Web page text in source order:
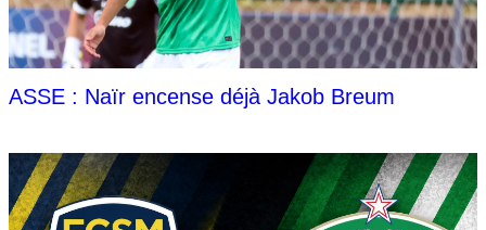
ASSE : Naïr encense déjà Jakob Breum